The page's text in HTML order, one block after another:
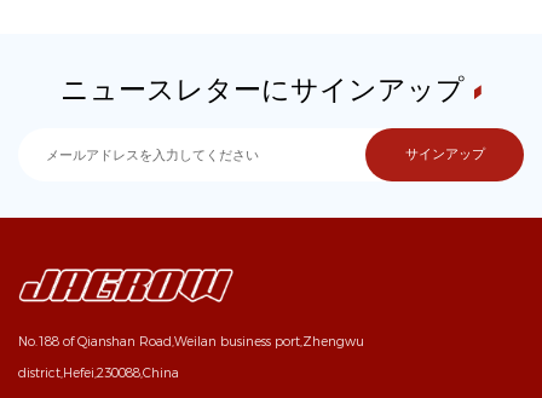
ニュースレターにサインアップ
No.188 of Qianshan Road,Weilan business port,Zhengwu
district,Hefei,230088,China